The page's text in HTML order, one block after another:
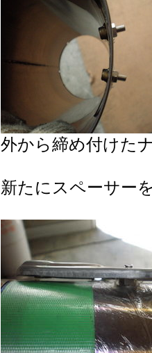
外から締め付けた
新たにスペーサー